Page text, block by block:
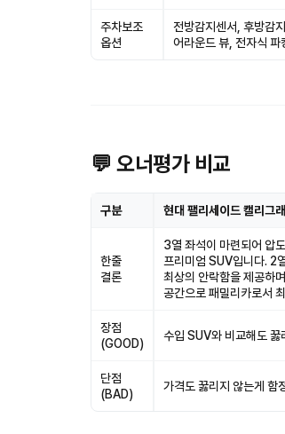
주차보조
옵션
전방감지센서, 후방감
어라운드 뷰, 전자식 파
💬 오너평가 비교
구분 현대 팰리세이드 캘리그
한줄
결론
3열 좌석이 마련되어 압
프리미엄 SUV입니다. 2
최상의 안락함을 제공하
공간으로 패밀리카로서
장점
(GOOD)
수입 SUV와 비교해도 꿇
단점
(BAD)
가격도 꿇리지 않는게 함